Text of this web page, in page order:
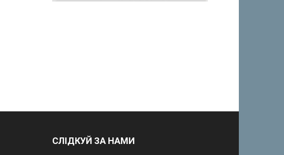
СЛІДКУЙ ЗА НАМИ